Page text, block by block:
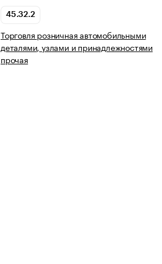
45.32.2
Торговля розничная автомобильными
деталями, узлами и принадлежностями
прочая